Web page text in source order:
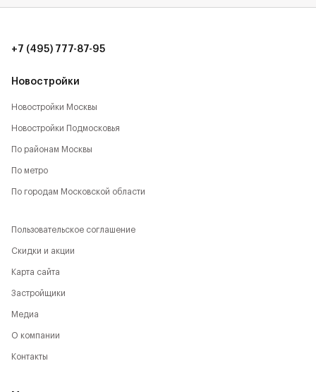
Новостройки
Новостройки Москвы
Новостройки Подмосковья
По районам Москвы
По метро
По городам Московской области
+7 (495) 777-87-95
Пользовательское соглашение
Скидки и акции
Карта сайта
Застройщики
Медиа
О компании
Контакты